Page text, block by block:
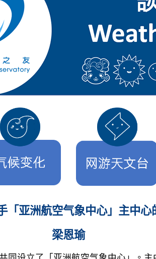
「亚洲航空气象中心」主中心
梁恩瑜